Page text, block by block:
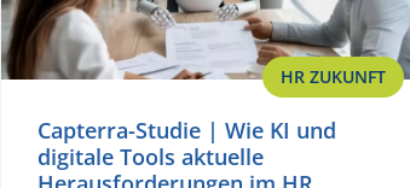
HR ZUKUNFT
Capterra-Studie | Wie KI und
digitale Tools aktuelle